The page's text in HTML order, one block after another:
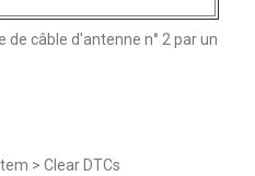
câble d'antenne n° 2 par un
> Clear DTCs